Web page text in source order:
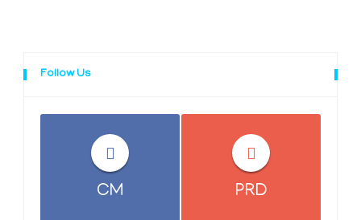
Follow Us
CM PRD